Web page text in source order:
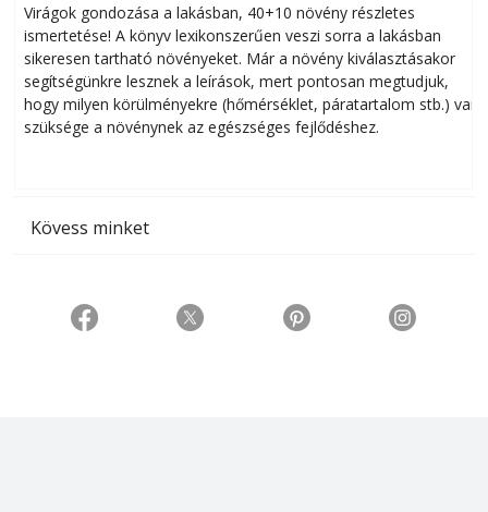
Virágok gondozása a lakásban, 40+10 növény részletes
ismertetése! A könyv lexikonszerűen veszi sorra a lakásban
sikeresen tart­ha­tó növényeket. Már a növény kiválasztásakor
segítségünkre lesznek a leírások, mert pontosan megtudjuk,
hogy milyen körülményekre (hőmérséklet, páratartalom stb.) van
szüksége a növénynek az egészséges fejlődéshez.
Kövess minket